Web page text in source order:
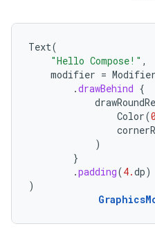
Text(
"Hello Compose!" ,
modifier = Modifier
.drawBehind {
Color(0
)
}
.padding(4.dp)
)